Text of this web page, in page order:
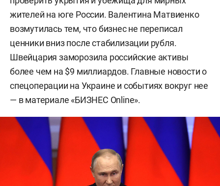
жителей на юге России. Валентина Матвиенко
возмутилась тем, что бизнес не переписал
ценники вниз после стабилизации рубля.
Швейцария заморозила российские активы
более чем на $9 миллиардов. Главные новости о
спецоперации на Украине и событиях вокруг нее
— в материале «БИЗНЕС Online».